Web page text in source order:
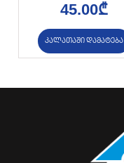
45.00₾
კალათაში დამატება